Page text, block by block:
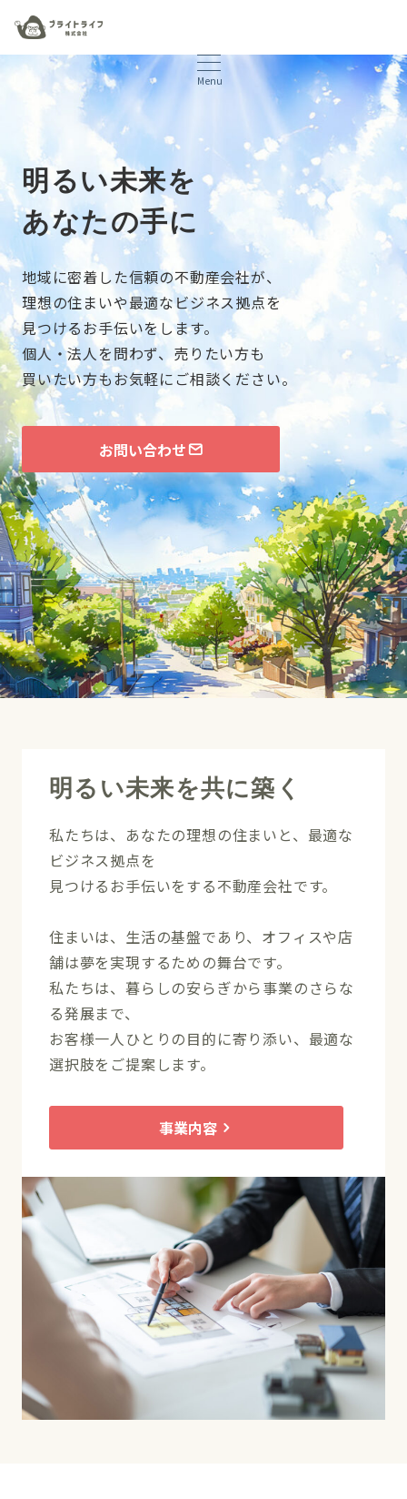
Menu
明るい未来を
あなたの手に
地域に密着した信頼の不動産会社が、
理想の住まいや最適なビジネス拠点を
見つけるお手伝いをします。
個人・法人を問わず、売りたい方も
買いたい方もお気軽にご相談ください。
お問い合わせ
明るい未来を共に築く
私たちは、あなたの理想の住まいと、最適な
ビジネス拠点を
見つけるお手伝いをする不動産会社です。
住まいは、生活の基盤であり、オフィスや店
舗は夢を実現するための舞台です。
私たちは、暮らしの安らぎから事業のさらな
る発展まで、
お客様一人ひとりの目的に寄り添い、最適な
選択肢をご提案します。
事業内容